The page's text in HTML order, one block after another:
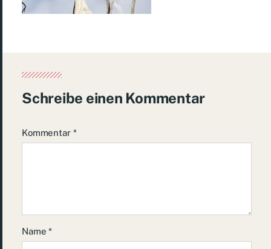
Schreibe einen Kommentar
Kommentar *
Name*